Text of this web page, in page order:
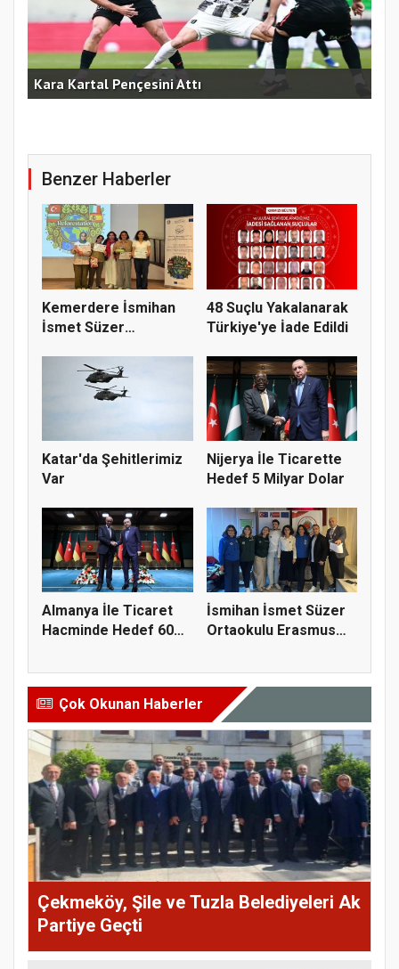
Kara Kartal Pençesini Attı
Benzer Haberler
Kemerdere İsmihan
İsmet Süzer
48 Suçlu Yakalanarak
Türkiye'ye İade Edildi
Katar'da Şehitlerimiz
Var
Nijerya İle Ticarette
Hedef 5 Milyar Dolar
Almanya İle Ticaret
Hacminde Hedef 60
İsmihan İsmet Süzer
Ortaokulu Erasmus
Çok Okunan Haberler
Çekmeköy, Şile ve Tuzla Belediyeleri Ak
Partiye Geçti